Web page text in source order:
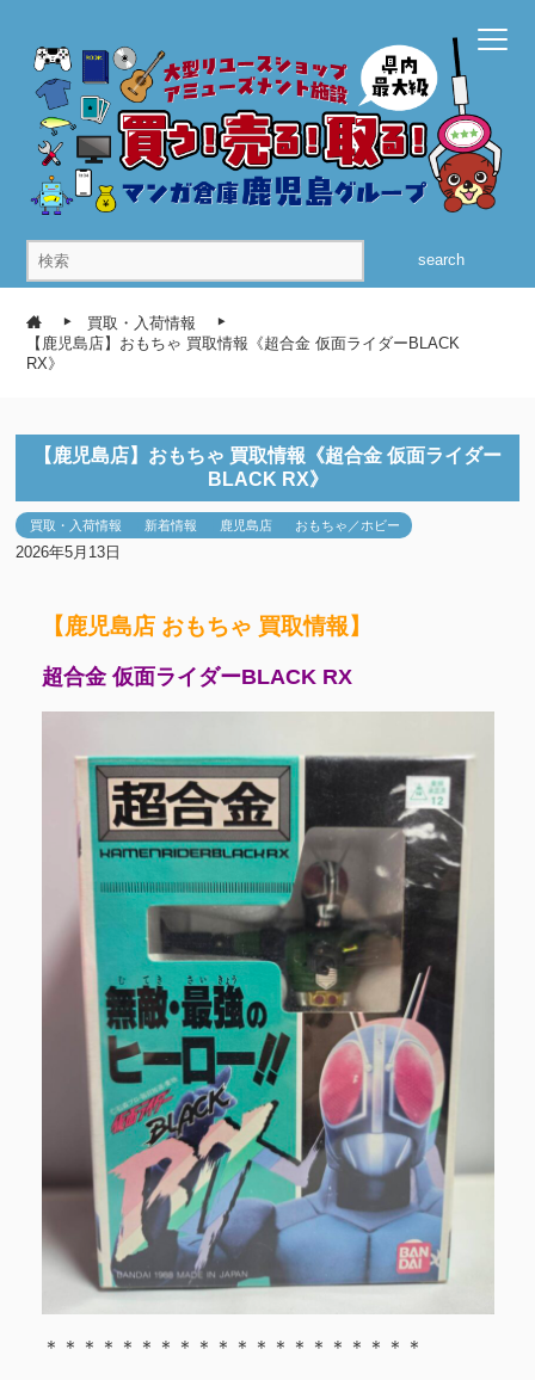
search
買取・入荷情報
【鹿児島店】おもちゃ 買取情報《超合金 仮面ライダーBLACK
RX》
【鹿児島店】おもちゃ 買取情報《超合金 仮面ライダー
BLACK RX》
買取・入荷情報 新着情報 鹿児島店 おもちゃ／ホビー
2026年5月13日
【鹿児島店 おもちゃ 買取情報】
超合金 仮面ライダーBLACK RX
＊＊＊＊＊＊＊＊＊＊＊＊＊＊＊＊＊＊＊＊